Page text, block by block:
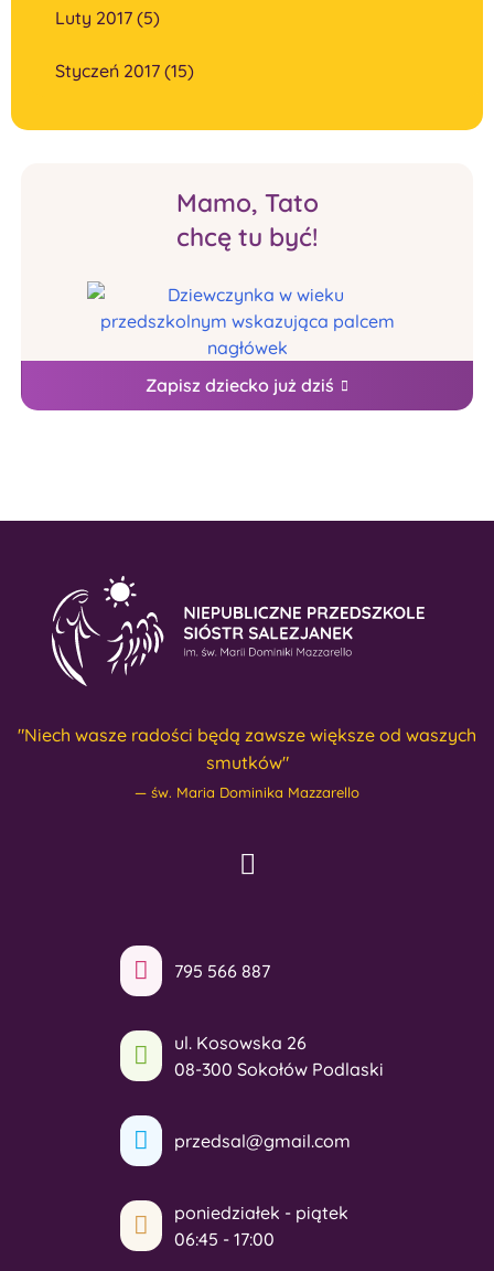
Luty 2017 (5)
Styczeń 2017 (15)
Mamo, Tato
chcę tu być!
Zapisz dziecko już dziś
"Niech wasze radości będą zawsze większe od waszych
smutków"
św. Maria Dominika Mazzarello
795 566 887
ul. Kosowska 26
08-300 Sokołów Podlaski
przedsal@gmail.com
poniedziałek - piątek
06:45 - 17:00